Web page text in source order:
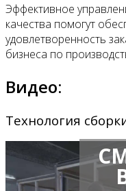
Эффективное
качества помогут
удовлетворенность
бизнеса по
Видео:
Технология